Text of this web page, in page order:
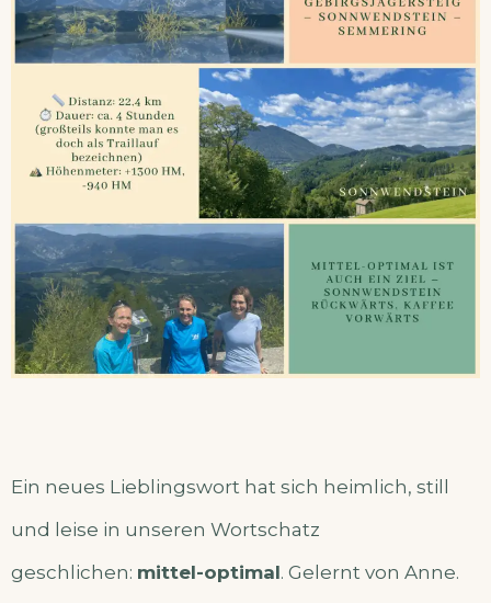
Ein neues Lieblingswort hat sich heimlich, still
und leise in unseren Wortschatz
geschlichen: mittel-optimal. Gelernt von Anne.